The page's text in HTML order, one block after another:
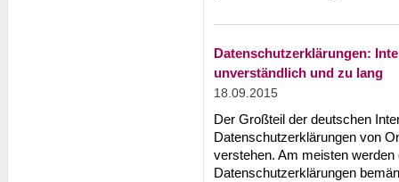
Datenschutzerklärungen:
unverständlich und zu lang
18.09.2015
Der Großteil der deutschen
Datenschutzerklärungen von
verstehen. Am meisten
Datenschutzerklärungen